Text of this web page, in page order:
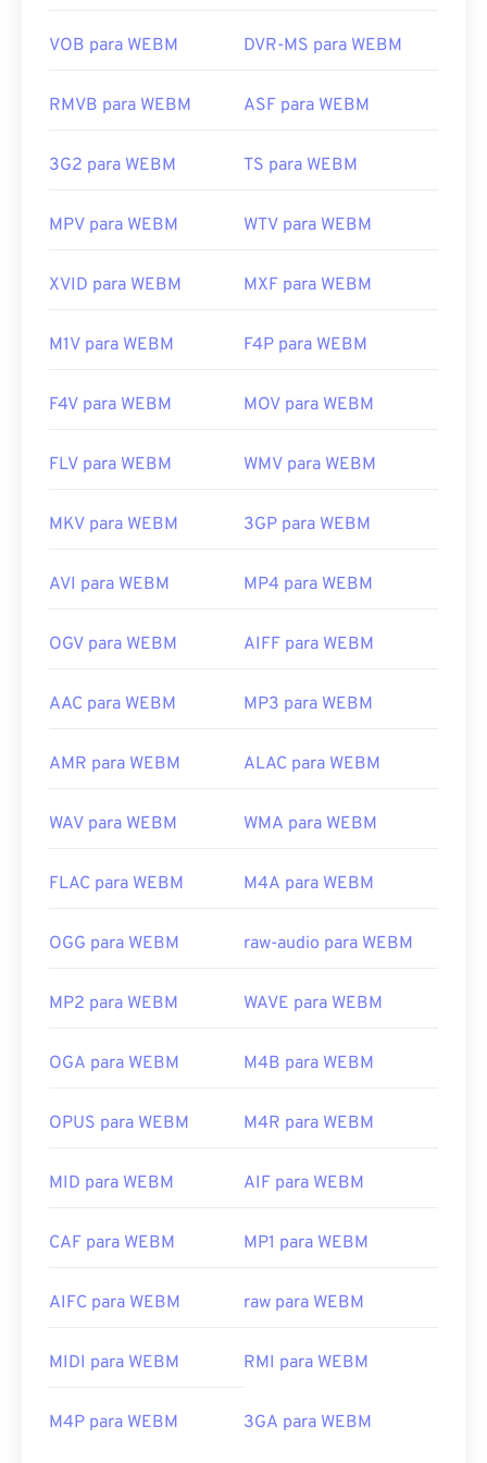
Lançamento inicial:
Links úteis:
https://tools.google.com/dlpage/webmmf/
VOB para WEBM DVR-MS para WEBM
RMVB para WEBM ASF para WEBM
3G2 para WEBM TS para WEBM
MPV para WEBM WTV para WEBM
XVID para WEBM MXF para WEBM
M1V para WEBM F4P para WEBM
F4V para WEBM MOV para WEBM
FLV para WEBM WMV para WEBM
MKV para WEBM 3GP para WEBM
AVI para WEBM MP4 para WEBM
OGV para WEBM AIFF para WEBM
AAC para WEBM MP3 para WEBM
AMR para WEBM ALAC para WEBM
WAV para WEBM WMA para WEBM
FLAC para WEBM M4A para WEBM
OGG para WEBM raw-audio para WEBM
MP2 para WEBM WAVE para WEBM
OGA para WEBM M4B para WEBM
OPUS para WEBM M4R para WEBM
MID para WEBM AIF para WEBM
CAF para WEBM MP1 para WEBM
AIFC para WEBM raw para WEBM
MIDI para WEBM RMI para WEBM
M4P para WEBM 3GA para WEBM